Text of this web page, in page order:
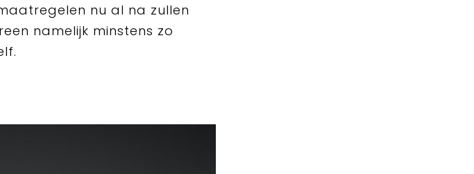
nu al na zullen
namelijk minstens zo